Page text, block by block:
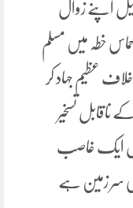
اپنے زوال
خطہ میں مسلم
عظیم جہاد کر
ناقابل تسخیر
ایک غاصب
سر زمین ہے